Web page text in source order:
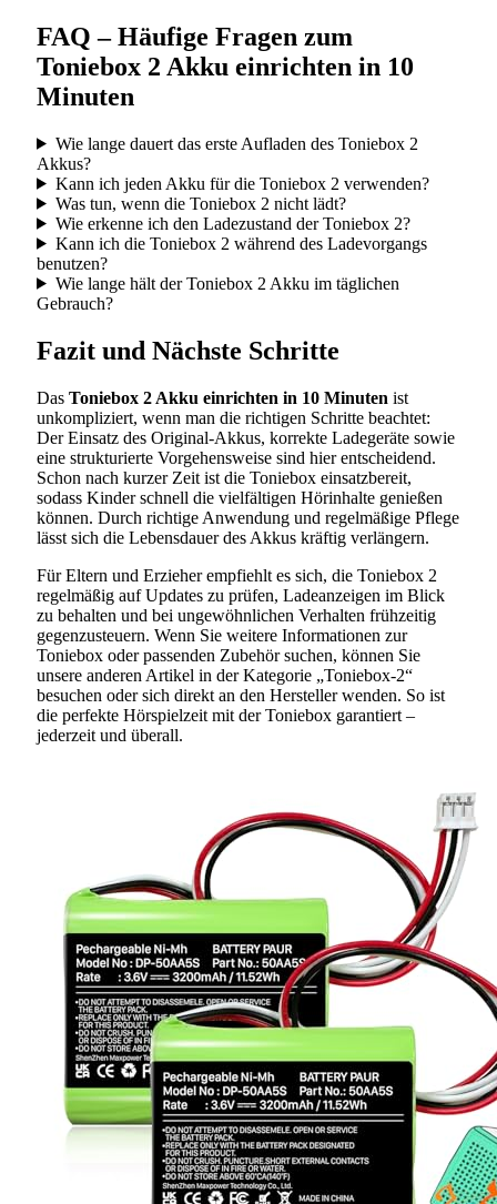
FAQ – Häufige Fragen zum
Toniebox 2 Akku einrichten in 10
Minuten
Wie lange dauert das erste Aufladen des Toniebox 2
Akkus?
Kann ich jeden Akku für die Toniebox 2 verwenden?
Was tun, wenn die Toniebox 2 nicht lädt?
Wie erkenne ich den Ladezustand der Toniebox 2?
Kann ich die Toniebox 2 während des Ladevorgangs
benutzen?
Wie lange hält der Toniebox 2 Akku im täglichen
Gebrauch?
Fazit und Nächste Schritte
Das Toniebox 2 Akku einrichten in 10 Minuten ist
unkompliziert, wenn man die richtigen Schritte beachtet:
Der Einsatz des Original-Akkus, korrekte Ladegeräte sowie
eine strukturierte Vorgehensweise sind hier entscheidend.
Schon nach kurzer Zeit ist die Toniebox einsatzbereit,
sodass Kinder schnell die vielfältigen Hörinhalte genießen
können. Durch richtige Anwendung und regelmäßige Pflege
lässt sich die Lebensdauer des Akkus kräftig verlängern.
Für Eltern und Erzieher empfiehlt es sich, die Toniebox 2
regelmäßig auf Updates zu prüfen, Ladeanzeigen im Blick
zu behalten und bei ungewöhnlichen Verhalten frühzeitig
gegenzusteuern. Wenn Sie weitere Informationen zur
Toniebox oder passenden Zubehör suchen, können Sie
unsere anderen Artikel in der Kategorie „Toniebox-2“
besuchen oder sich direkt an den Hersteller wenden. So ist
die perfekte Hörspielzeit mit der Toniebox garantiert –
jederzeit und überall.